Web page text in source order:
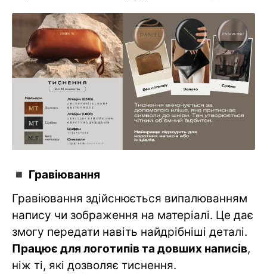
◾️ Гравіювання
Гравіювання здійснюється випалюванням
напису чи зображення на матеріалі. Це дає
змогу передати навіть найдрібніші деталі.
Працює для логотипів та довших написів,
ніж ті, які дозволяє тиснення.